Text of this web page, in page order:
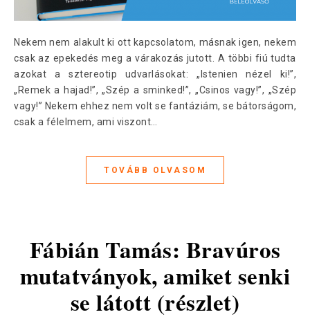
Nekem nem alakult ki ott kapcsolatom, másnak igen, nekem
csak az epekedés meg a várakozás jutott. A többi fiú tudta
azokat a sztereotip udvarlásokat: „Istenien nézel ki!”,
„Remek a hajad!”, „Szép a sminked!”, „Csinos vagy!”, „Szép
vagy!” Nekem ehhez nem volt se fantáziám, se bátorságom,
csak a félelmem, ami viszont…
TOVÁBB OLVASOM
Fábián Tamás: Bravúros
mutatványok, amiket senki
se látott (részlet)